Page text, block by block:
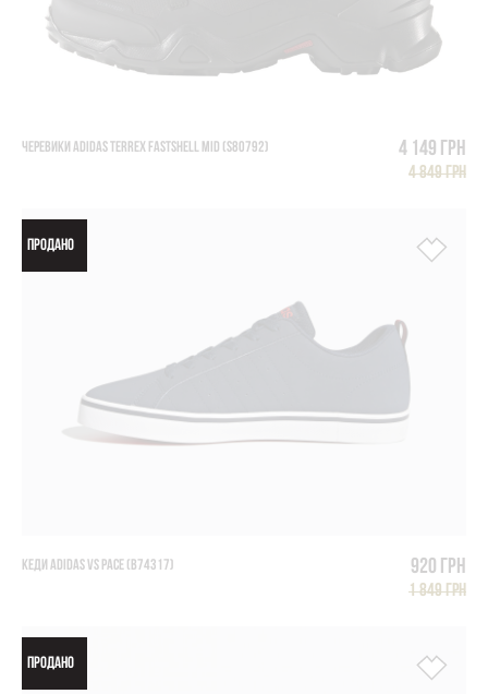
ЧЕРЕВИКИ ADIDAS TERREX FASTSHELL MID (S80792) 4 149 грн
4 849 грн
ПРОДАНО
КЕДИ ADIDAS VS PACE (B74317) 920 грн
1 849 грн
ПРОДАНО